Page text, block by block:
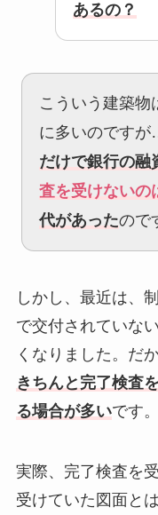
あるの？
こういう建築物
に多いのです
だけで銀行の融
査を受けないの
代があったので
しかし、最近は、
で交付されていな
くなりました。だか
きちんと完了検査
る場合が多いです。
実際、完了検査を
受けていた図面と